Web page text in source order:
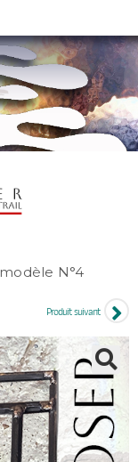
modèle N°4
Produit suivant